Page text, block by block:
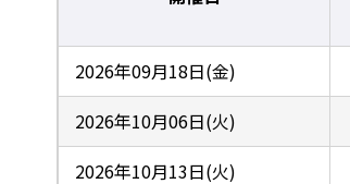
2026年09月18日(金)
2026年10月06日(火)
2026年10月13日(火)